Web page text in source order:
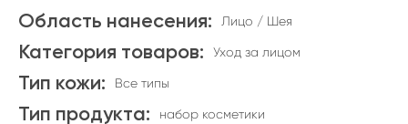
Область нанесения: Лицо / Шея
Категория товаров: Уход за лицом
Тип кожи: Все типы
Тип продукта: набор косметики